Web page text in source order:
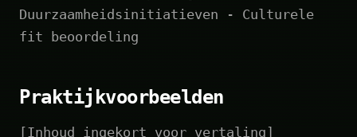
Duurzaamheidsinitiatieven - Culturele
fit beoordeling
Praktijkvoorbeelden
[Inhoud ingekort voor vertaling]